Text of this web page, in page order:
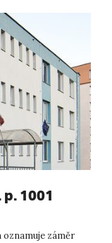
1001
záměr